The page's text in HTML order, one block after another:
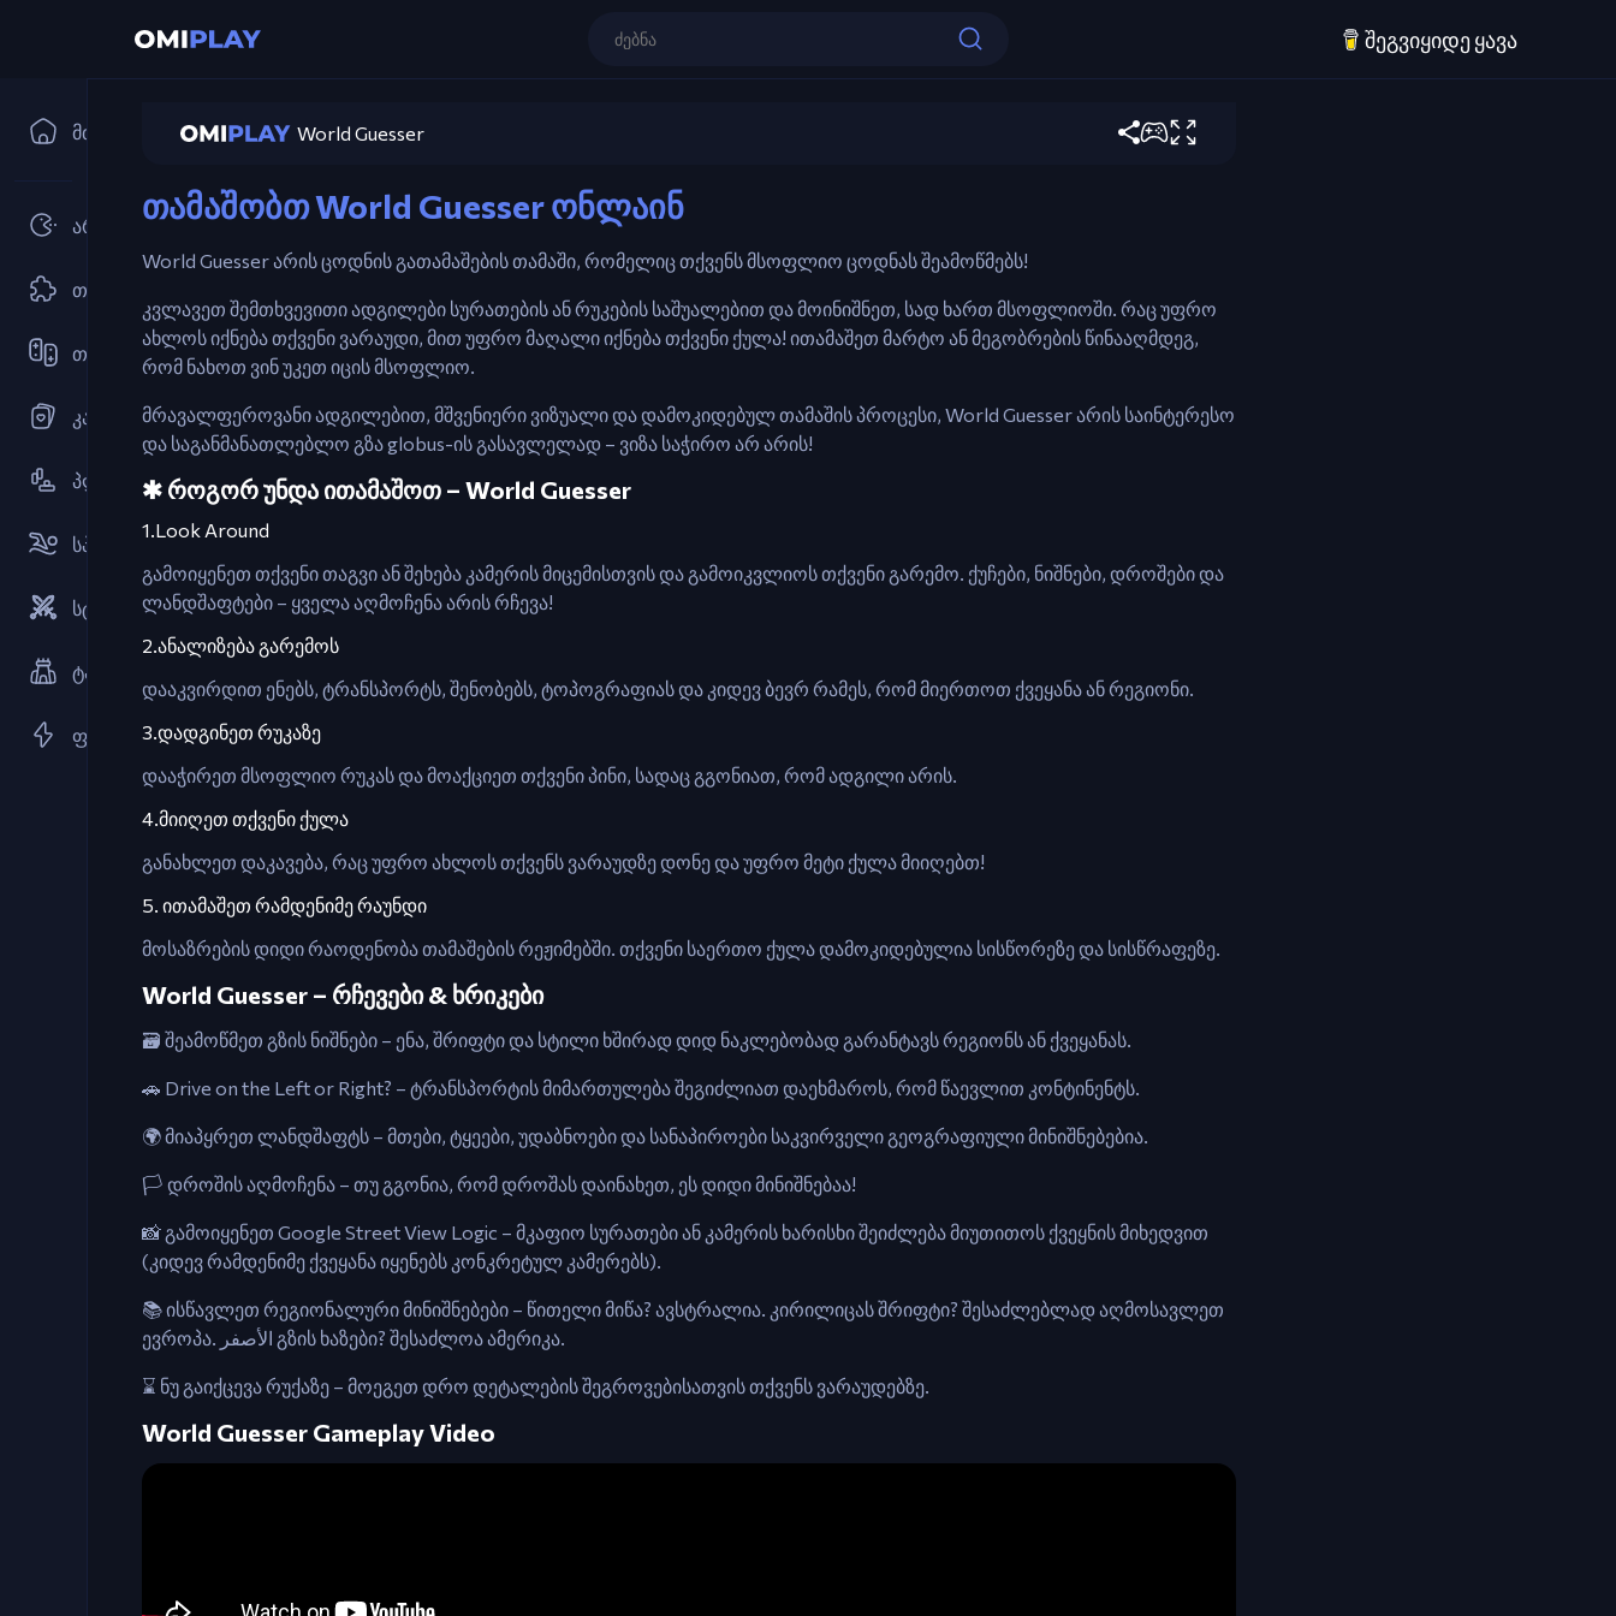
შეგვიყიდე ყავა
მთავარი
არკადები
თავსატეხი
თანამშრომლური
კარტის თამაშები
პლატფორმერი
სპორტი
სტრატეგიები
ტაძრის დაცვის
ფლეშ თამაშები
თამაშის დაწყება
World Guesser
თამაშობთ World Guesser ონლაინ
World Guesser არის ცოდნის გათამაშების თამაში, რომელიც თქვენს მსოფლიო ცოდნას შეამოწმებს!
კვლავეთ შემთხვევითი ადგილები სურათების ან რუკების საშუალებით და მოინიშნეთ, სად ხართ მსოფლიოში. რაც უფრო
ახლოს იქნება თქვენი ვარაუდი, მით უფრო მაღალი იქნება თქვენი ქულა! ითამაშეთ მარტო ან მეგობრების წინააღმდეგ,
რომ ნახოთ ვინ უკეთ იცის მსოფლიო.
მრავალფეროვანი ადგილებით, მშვენიერი ვიზუალი და დამოკიდებულ თამაშის პროცესი, World Guesser არის საინტერესო
და საგანმანათლებლო გზა globus-ის გასავლელად – ვიზა საჭირო არ არის!
🞹 როგორ უნდა ითამაშოთ – World Guesser
1.Look Around
გამოიყენეთ თქვენი თაგვი ან შეხება კამერის მიცემისთვის და გამოიკვლიოს თქვენი გარემო. ქუჩები, ნიშნები, დროშები და
ლანდშაფტები – ყველა აღმოჩენა არის რჩევა!
2.ანალიზება გარემოს
დააკვირდით ენებს, ტრანსპორტს, შენობებს, ტოპოგრაფიას და კიდევ ბევრ რამეს, რომ მიერთოთ ქვეყანა ან რეგიონი.
3.დადგინეთ რუკაზე
დააჭირეთ მსოფლიო რუკას და მოაქციეთ თქვენი პინი, სადაც გგონიათ, რომ ადგილი არის.
4.მიიღეთ თქვენი ქულა
განახლეთ დაკავება, რაც უფრო ახლოს თქვენს ვარაუდზე დონე და უფრო მეტი ქულა მიიღებთ!
5. ითამაშეთ რამდენიმე რაუნდი
მოსაზრების დიდი რაოდენობა თამაშების რეჟიმებში. თქვენი საერთო ქულა დამოკიდებულია სისწორეზე და სისწრაფეზე.
World Guesser – რჩევები & ხრიკები
🗃️ შეამოწმეთ გზის ნიშნები – ენა, შრიფტი და სტილი ხშირად დიდ ნაკლებობად გარანტავს რეგიონს ან ქვეყანას.
🚗 Drive on the Left or Right? – ტრანსპორტის მიმართულება შეგიძლიათ დაეხმაროს, რომ წაევლით კონტინენტს.
🌍 მიაპყრეთ ლანდშაფტს – მთები, ტყეები, უდაბნოები და სანაპიროები საკვირველი გეოგრაფიული მინიშნებებია.
🏳️ დროშის აღმოჩენა – თუ გგონია, რომ დროშას დაინახეთ, ეს დიდი მინიშნებაა!
📸 გამოიყენეთ Google Street View Logic – მკაფიო სურათები ან კამერის ხარისხი შეიძლება მიუთითოს ქვეყნის მიხედვით
(კიდევ რამდენიმე ქვეყანა იყენებს კონკრეტულ კამერებს).
📚 ისწავლეთ რეგიონალური მინიშნებები – წითელი მიწა? ავსტრალია. კირილიცას შრიფტი? შესაძლებლად აღმოსავლეთ
ევროპა. الأصفر გზის ხაზები? შესაძლოა ამერიკა.
⌛️ ნუ გაიქცევა რუქაზე – მოეგეთ დრო დეტალების შეგროვებისათვის თქვენს ვარაუდებზე.
World Guesser Gameplay Video